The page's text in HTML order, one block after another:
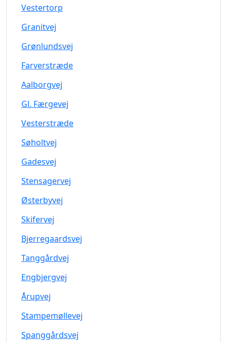
Vestertorp
Granitvej
Grønlundsvej
Farverstræde
Aalborgvej
Gl. Færgevej
Vesterstræde
Søholtvej
Gadesvej
Stensagervej
Østerbyvej
Skifervej
Bjerregaardsvej
Tanggårdvej
Engbjergvej
Årupvej
Stampemøllevej
Spanggårdsvej